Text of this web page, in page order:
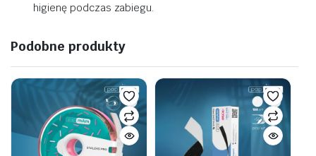
higienę podczas zabiegu.
Podobne produkty